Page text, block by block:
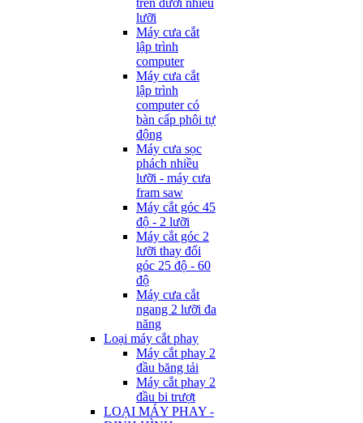
trên dưới nhiều
lưỡi
Máy cưa cắt
lập trình
computer
Máy cưa cắt
lập trình
computer có
bàn cấp phôi tự
động
Máy cưa sọc
phách nhiều
lưỡi - máy cưa
fram saw
Máy cắt góc 45
độ - 2 lưỡi
Máy cắt góc 2
lưỡi thay đổi
góc 25 độ - 60
độ
Máy cưa cắt
ngang 2 lưỡi đa
năng
Loại máy cắt phay
Máy cắt phay 2
đầu băng tải
Máy cắt phay 2
đầu bi trượt
LOẠI MÁY PHAY -